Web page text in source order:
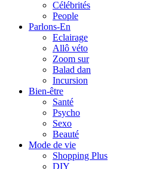
Célébrités
People
Parlons-En
Eclairage
Allô véto
Zoom sur
Balad dan
Incursion
Bien-être
Santé
Psycho
Sexo
Beauté
Mode de vie
Shopping Plus
DIY